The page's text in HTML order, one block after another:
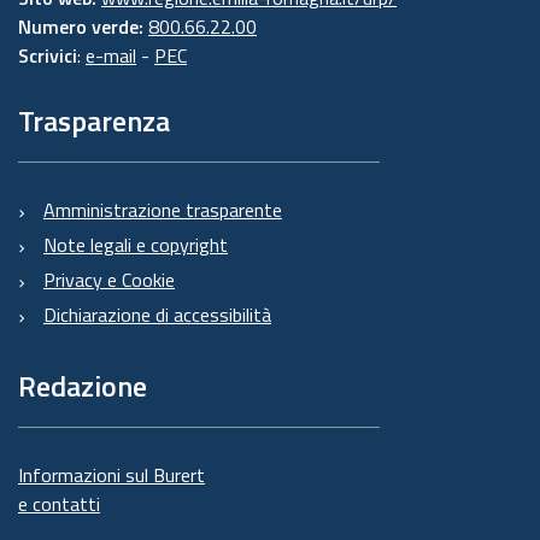
Numero verde: 800.66.22.00
Scrivici: e-mail - PEC
Trasparenza
Amministrazione trasparente
Note legali e copyright
Privacy e Cookie
Dichiarazione di accessibilità
Redazione
Informazioni sul Burert
e contatti